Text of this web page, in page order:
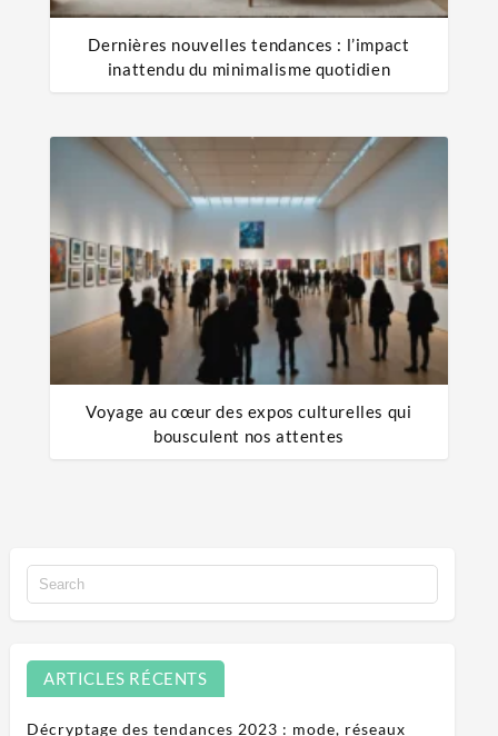
Dernières nouvelles tendances : l’impact
inattendu du minimalisme quotidien
Voyage au cœur des expos culturelles qui
bousculent nos attentes
ARTICLES RÉCENTS
Décryptage des tendances 2023 : mode, réseaux